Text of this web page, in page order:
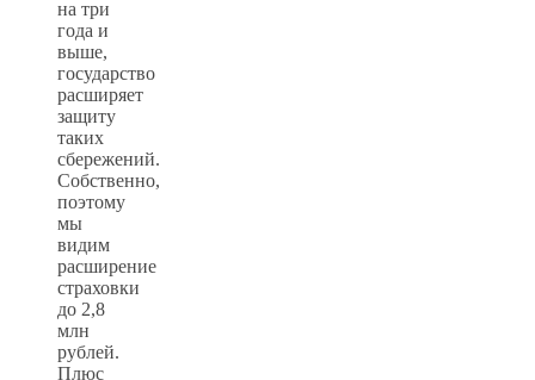
на три
года и
выше,
государство
расширяет
защиту
таких
сбережений.
Собственно,
поэтому
мы
видим
расширение
страховки
до 2,8
млн
рублей.
Плюс